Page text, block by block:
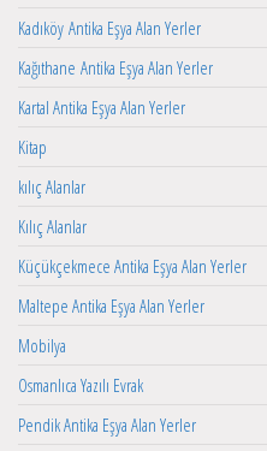
Kadıköy Antika Eşya Alan Yerler
Kağıthane Antika Eşya Alan Yerler
Kartal Antika Eşya Alan Yerler
Kitap
kılıç Alanlar
Kılıç Alanlar
Küçükçekmece Antika Eşya Alan Yerler
Maltepe Antika Eşya Alan Yerler
Mobilya
Osmanlıca Yazılı Evrak
Pendik Antika Eşya Alan Yerler